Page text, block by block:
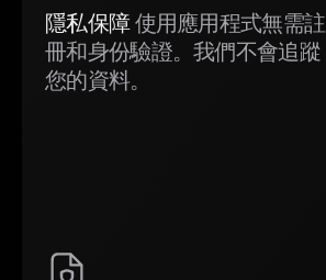
隱私保障使用應用程式無需註
冊和身份驗證。我們不會追蹤
您的資料。